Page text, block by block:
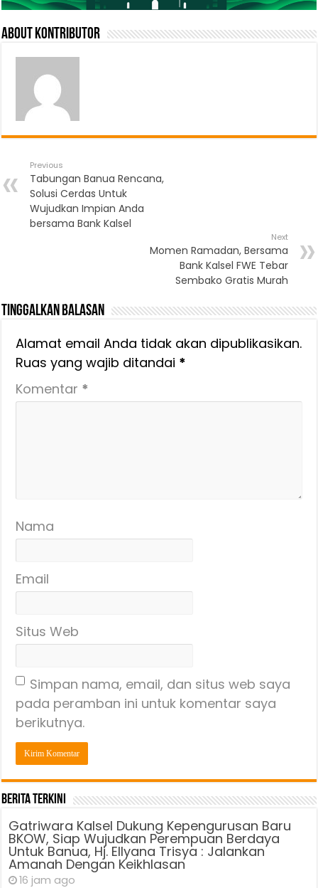
About Kontributor
Previous
Tabungan Banua Rencana,
Solusi Cerdas Untuk
Wujudkan Impian Anda
bersama Bank Kalsel
Next
Momen Ramadan, Bersama
Bank Kalsel FWE Tebar
Sembako Gratis Murah
Tinggalkan Balasan
Alamat email Anda tidak akan dipublikasikan.
Ruas yang wajib ditandai *
Komentar *
Nama
Email
Situs Web
Simpan nama, email, dan situs web saya
pada peramban ini untuk komentar saya
berikutnya.
Berita Terkini
Gatriwara Kalsel Dukung Kepengurusan Baru
BKOW, Siap Wujudkan Perempuan Berdaya
Untuk Banua, Hj. Ellyana Trisya : Jalankan
Amanah Dengan Keikhlasan
16 jam ago